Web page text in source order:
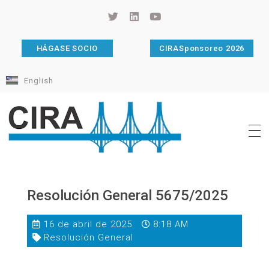
HÁGASE SOCIO CIRASponsoreo 2026
English
Resolución General 5675/2025
16 de abril de 2025
8:18 AM
Resolución General